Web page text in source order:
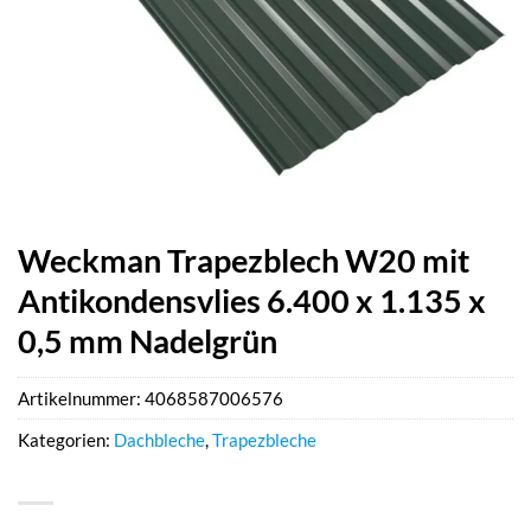
Weckman Trapezblech W20 mit
Antikondensvlies 6.400 x 1.135 x
0,5 mm Nadelgrün
Artikelnummer: 4068587006576
Kategorien: Dachbleche,Trapezbleche